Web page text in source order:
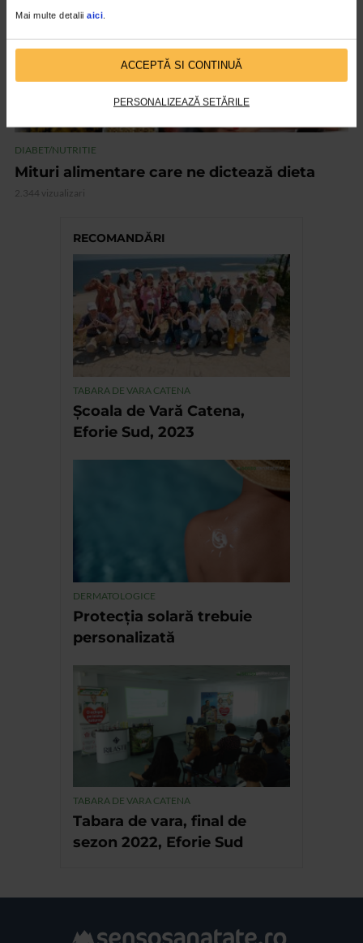
Mai multe detalii aici.
ACCEPTĂ SI CONTINUĂ
PERSONALIZEAZĂ SETĂRILE
DIABET/NUTRITIE
Mituri alimentare care ne dictează dieta
2.344 vizualizari
RECOMANDĂRI
TABARA DE VARA CATENA
Școala de Vară Catena,
Eforie Sud, 2023
DERMATOLOGICE
Protecția solară trebuie
personalizată
TABARA DE VARA CATENA
Tabara de vara, final de
sezon 2022, Eforie Sud